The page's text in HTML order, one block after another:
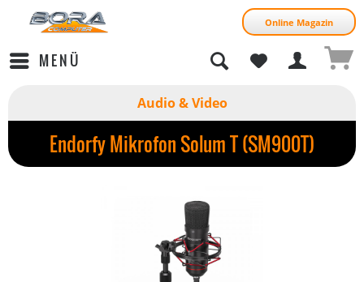
Online Magazin
MENÜ
Audio & Video
Endorfy Mikrofon Solum T (SM900T)